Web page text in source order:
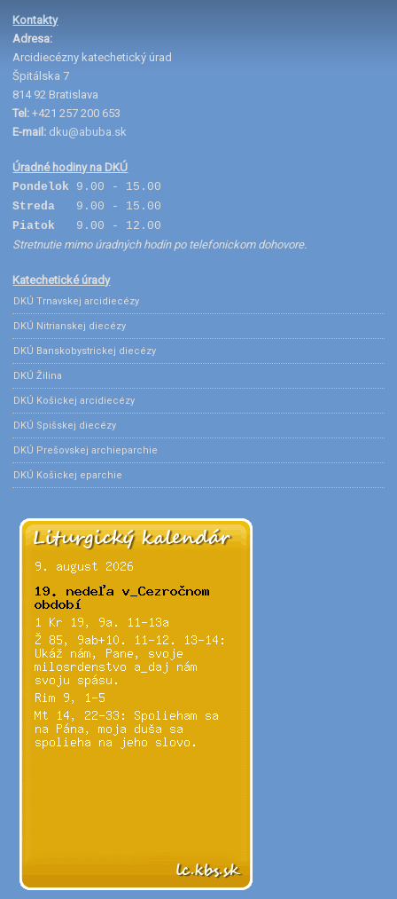
Kontakty
Adresa:
Arcidiecézny katechetický úrad
Špitálska 7
814 92 Bratislava
Tel: +421 257 200 653
E-mail: dku@abuba.sk
Úradné hodiny na DKÚ
Pondelok 9.00 - 15.00
Streda 9.00 - 15.00
Piatok 9.00 - 12.00
Stretnutie mimo úradných hodín po telefonickom dohovore.
Katechetické úrady
DKÚ Trnavskej arcidiecézy
DKÚ Nitrianskej diecézy
DKÚ Banskobystrickej diecézy
DKÚ Žilina
DKÚ Košickej arcidiecézy
DKÚ Spišskej diecézy
DKÚ Prešovskej archieparchie
DKÚ Košickej eparchie